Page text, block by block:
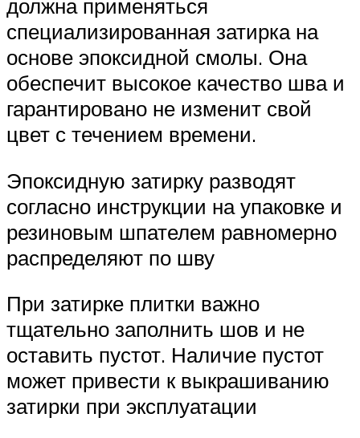
должна применяться
специализированная затирка на
основе эпоксидной смолы. Она
обеспечит высокое качество шва и
гарантировано не изменит свой
цвет с течением времени.
Эпоксидную затирку разводят
согласно инструкции на упаковке и
резиновым шпателем равномерно
распределяют по шву
При затирке плитки важно
тщательно заполнить шов и не
оставить пустот. Наличие пустот
может привести к выкрашиванию
затирки при эксплуатации